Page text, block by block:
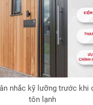
nhắc kỹ lưỡng trước khi
tôn lạnh